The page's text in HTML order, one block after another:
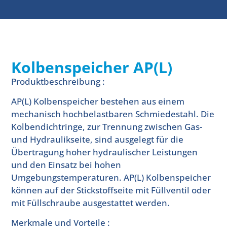
Kolbenspeicher AP(L)
Produktbeschreibung :
AP(L) Kolbenspeicher bestehen aus einem
mechanisch hochbelastbaren Schmiedestahl. Die
Kolbendichtringe, zur Trennung zwischen Gas-
und Hydraulikseite, sind ausgelegt für die
Übertragung hoher hydraulischer Leistungen
und den Einsatz bei hohen
Umgebungstemperaturen. AP(L) Kolbenspeicher
können auf der Stickstoffseite mit Füllventil oder
mit Füllschraube ausgestattet werden.
Merkmale und Vorteile :